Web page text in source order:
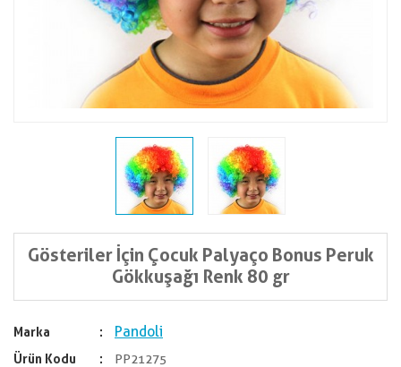
Gösteriler İçin Çocuk Palyaço Bonus Peruk
Gökkuşağı Renk 80 gr
Marka Pandoli
Ürün Kodu
PP21275